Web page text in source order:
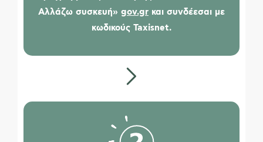
Αλλάζω συσκευή» gov.gr και συνδέεσαι με
κωδικούς Taxisnet.